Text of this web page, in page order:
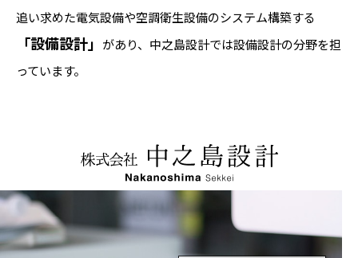
追い求めた電気設備や空調衛生設備のシステム構築する
「設備設計」 があり、中之島設計では設備設計の分野を担
っています。